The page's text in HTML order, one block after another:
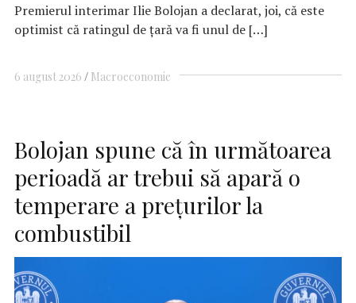
Premierul interimar Ilie Bolojan a declarat, joi, că este
optimist că ratingul de ţară va fi unul de […]
6 august 2026 Macroeconomie
Bolojan spune că în următoarea
perioadă ar trebui să apară o
temperare a preţurilor la
combustibil